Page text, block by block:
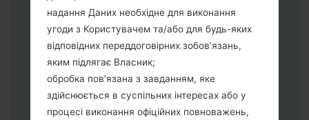
"Download" режим. Усі методи як це
зробити:
Натисніть та утримуйти клавіші:
живлення, збільшення гучності та Bixbi.
Натисніть та утримуйте клавіші:
зменшення та збільшення гучності.
Підключивши телефон до ПК
надання Даних необхідне для виконання
угоди з Користувачем та/або для будь-яких
відповідних переддоговірних зобов’язань,
яким підлягає Власник;
обробка пов’язана з завданням, яке
здійснюється в суспільних інтересах або у
процесі виконання офіційних повноважень,